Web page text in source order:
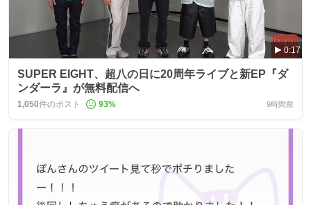
0:17
SUPER EIGHT、超八の日に20周年ライブと新EP『ダ
ンダーラ』が無料配信へ
1,050件のポスト 93% 9時間前